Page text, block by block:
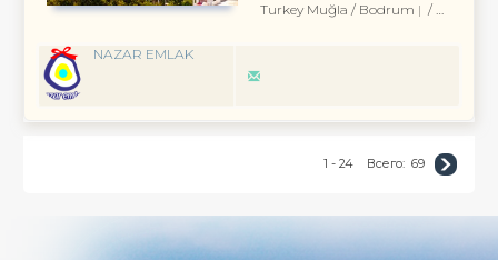
Turkey Muğla / Bodrum / Eskiçeşme Mah.
NAZAR EMLAK
1 - 24 Всего: 69